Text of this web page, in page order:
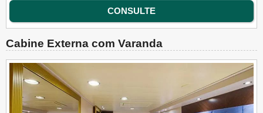
CONSULTE
Cabine Externa com Varanda